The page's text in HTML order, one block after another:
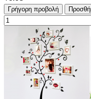
Γρήγορη προβολή